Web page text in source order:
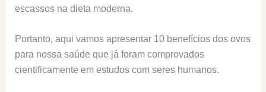
escassos na dieta moderna.
Portanto, aqui vamos apresentar 10 benefícios dos ovos
para nossa saúde que já foram comprovados
cientificamente em estudos com seres humanos.